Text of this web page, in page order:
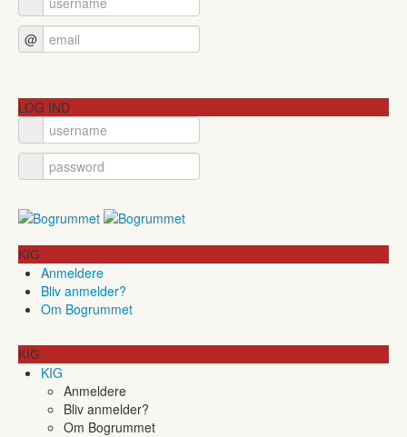
@
LOG IND
KIG
Anmeldere
Bliv anmelder?
Om Bogrummet
KIG
KIG
Anmeldere
Bliv anmelder?
Om Bogrummet